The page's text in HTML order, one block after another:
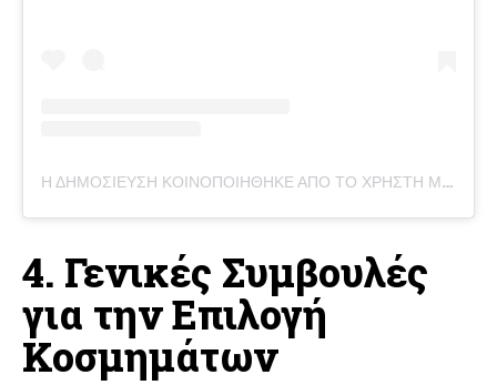
Η ΔΗΜΟΣΊΕΥΣΗ ΚΟΙΝΟΠΟΙΉΘΗΚΕ ΑΠΌ ΤΟ ΧΡΉΣΤΗ MOTA BOUTIQUE (@MOTABOUTIQUE)
4. Γενικές Συμβουλές
για την Επιλογή
Κοσμημάτων